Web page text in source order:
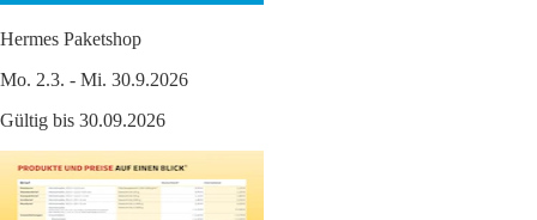
Hermes Paketshop
Mo. 2.3. - Mi. 30.9.2026
Gültig bis 30.09.2026